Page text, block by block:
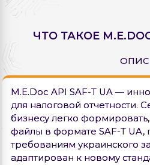
ЧТО ТАКОЕ
ОПИС
M.E.Doc API SAF-T UA —
для налоговой отчетности.
бизнесу легко
файлы в формате SAF-T UA,
требованиям украинского
адаптирован к новому